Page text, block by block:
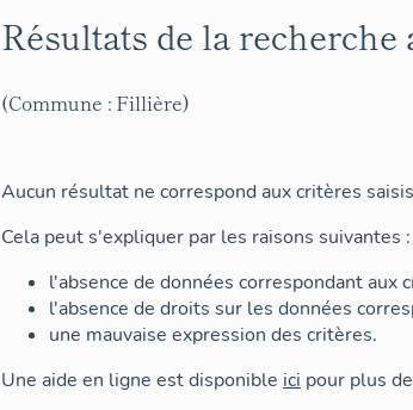
Résultats de la recherche
(Commune : Fillière)
Aucun résultat ne correspond aux critères
Cela peut s'expliquer par les raisons suivantes :
l'absence de données correspondant aux
l'absence de droits sur les données
une mauvaise expression des critères.
Une aide en ligne est disponible ici pour plus